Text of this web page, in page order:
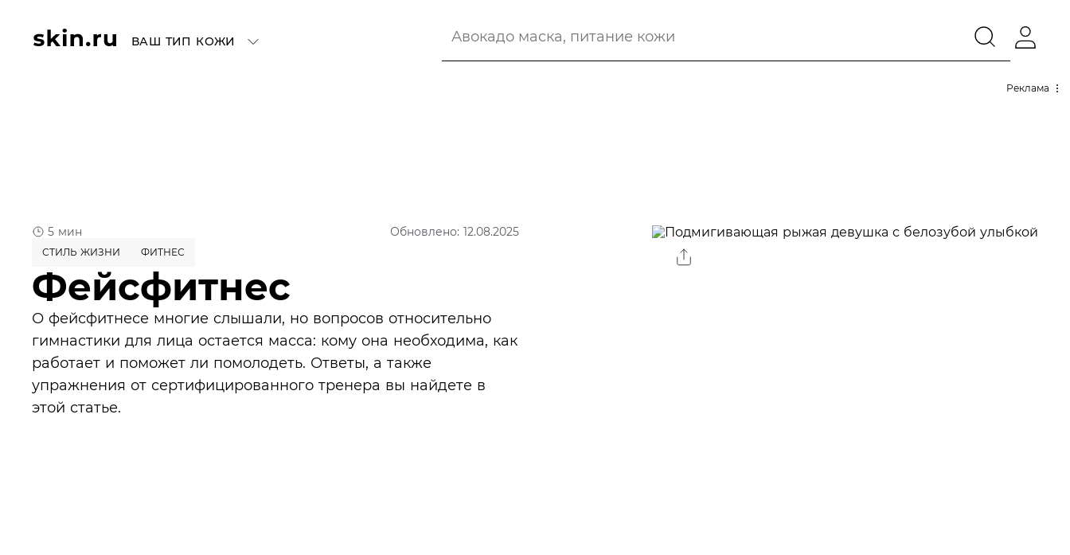
ВАШ ТИП КОЖИ
Реклама
5 мин Обновлено: 12.08.2025
СТИЛЬ ЖИЗНИ ФИТНЕС
Фейсфитнес
О фейсфитнесе многие слышали, но вопросов относительно
гимнастики для лица остается масса: кому она необходима, как
работает и поможет ли помолодеть. Ответы, а также
упражнения от сертифицированного тренера вы найдете в
этой статье.